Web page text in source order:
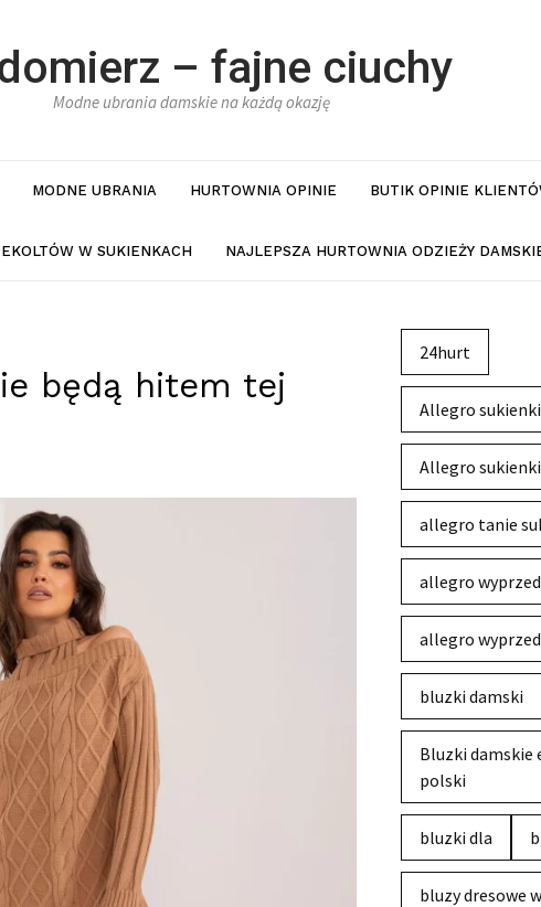
– fajne ciuchy
Modne ubrania damskie na każdą okazję
MODNE UBRANIA HURTOWNIA OPINIE BUTIK OPINIE
W SUKIENKACH NAJLEPSZA HURTOWNIA ODZIEŻY
będą hitem tej
24hurt
Allegro
Allegro sukienki
allegro tanie
allegro
allegro
bluzki damski
Bluzki damskie
polski
bluzki dla
bluzy dresowe